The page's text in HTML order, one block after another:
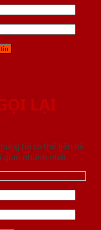
LẠI
tôi có thể liên hệ
gian nhanh nhất.